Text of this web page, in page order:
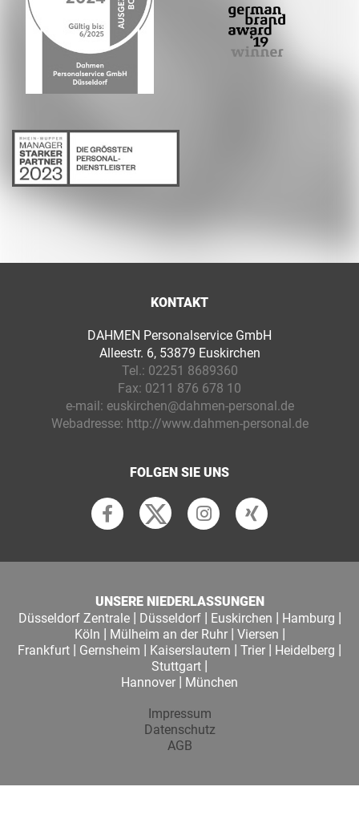
KONTAKT
DAHMEN Personalservice GmbH
Alleestr. 6, 53879 Euskirchen
Tel.: 02251 8689360
Fax: 0211 876 678 10
e-mail: euskirchen@dahmen-personal.de
Webadresse: http://www.dahmen-personal.de
FOLGEN SIE UNS
UNSERE NIEDERLASSUNGEN
Düsseldorf Zentrale| Düsseldorf| Euskirchen | Hamburg |
Köln | Mülheim an der Ruhr| Viersen |
Frankfurt | Gernsheim | Kaiserslautern | Trier | Heidelberg |
Stuttgart |
Hannover | München
Impressum
Datenschutz
AGB